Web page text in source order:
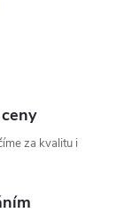
za kvalitu i